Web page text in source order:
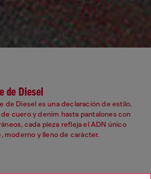
de Diesel
de Diesel es una declaración de estilo.
cuero y denim hasta pantalones con
cada pieza refleja el ADN único
moderno y lleno de carácter.